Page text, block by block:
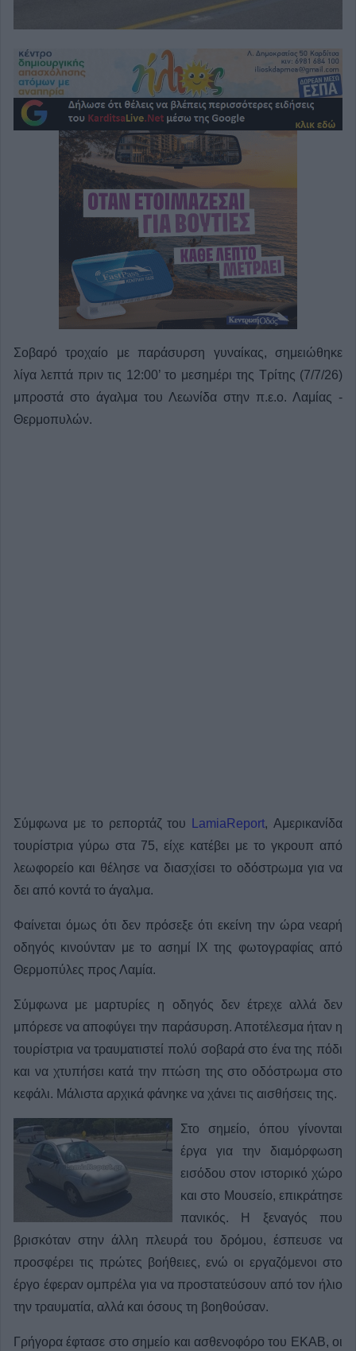
Σοβαρό τροχαίο με παράσυρση γυναίκας, σημειώθηκε
λίγα λεπτά πριν τις 12:00’ το μεσημέρι της Τρίτης (7/7/26)
μπροστά στο άγαλμα του Λεωνίδα στην π.ε.ο. Λαμίας -
Θερμοπυλών.
Σύμφωνα με το ρεπορτάζ του LamiaReport, Αμερικανίδα
τουρίστρια γύρω στα 75, είχε κατέβει με το γκρουπ από
λεωφορείο και θέλησε να διασχίσει το οδόστρωμα για να
δει από κοντά το άγαλμα.
Φαίνεται όμως ότι δεν πρόσεξε ότι εκείνη την ώρα νεαρή
οδηγός κινούνταν με το ασημί ΙΧ της φωτογραφίας από
Θερμοπύλες προς Λαμία.
Σύμφωνα με μαρτυρίες η οδηγός δεν έτρεχε αλλά δεν
μπόρεσε να αποφύγει την παράσυρση. Αποτέλεσμα ήταν η
τουρίστρια να τραυματιστεί πολύ σοβαρά στο ένα της πόδι
και να χτυπήσει κατά την πτώση της στο οδόστρωμα στο
κεφάλι. Μάλιστα αρχικά φάνηκε να χάνει τις αισθήσεις της.
Στο σημείο, όπου γίνονται
έργα για την διαμόρφωση
εισόδου στον ιστορικό χώρο
και στο Μουσείο, επικράτησε
πανικός. Η ξεναγός που
βρισκόταν στην άλλη πλευρά του δρόμου, έσπευσε να
προσφέρει τις πρώτες βοήθειες, ενώ οι εργαζόμενοι στο
έργο έφεραν ομπρέλα για να προστατεύσουν από τον ήλιο
την τραυματία, αλλά και όσους τη βοηθούσαν.
Γρήγορα έφτασε στο σημείο και ασθενοφόρο του ΕΚΑΒ, οι